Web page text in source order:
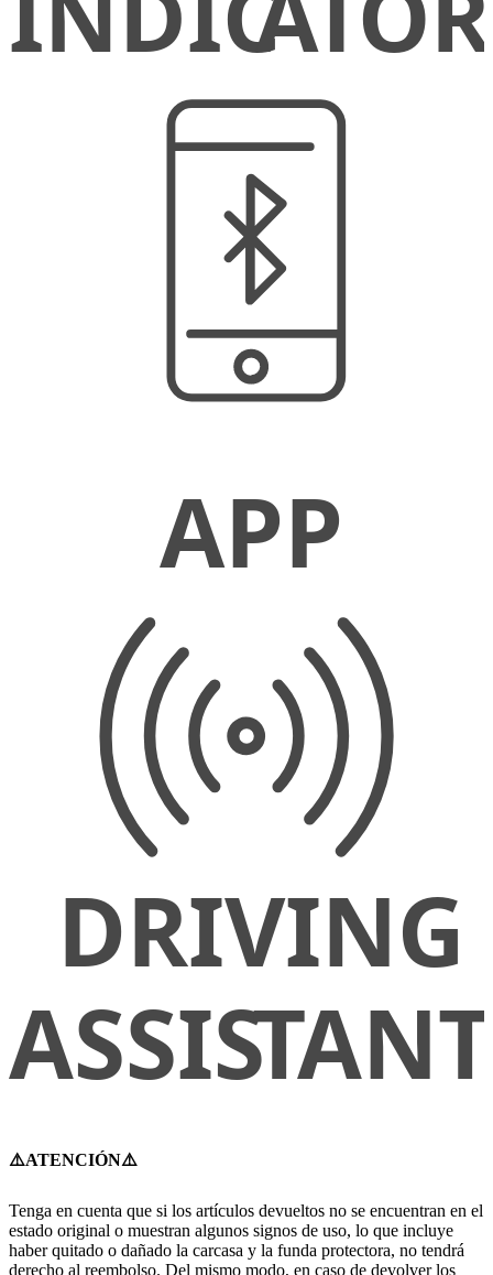
⚠️ATENCIÓN⚠️
Tenga en cuenta que si los artículos devueltos no se encuentran en el
estado original o muestran algunos signos de uso, lo que incluye
haber quitado o dañado la carcasa y la funda protectora, no tendrá
derecho al reembolso. Del mismo modo, en caso de devolver los